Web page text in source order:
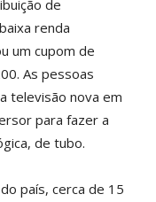
de
renda
um cupom de
As pessoas
televisão nova em
para fazer a
de tubo.
país, cerca de 15